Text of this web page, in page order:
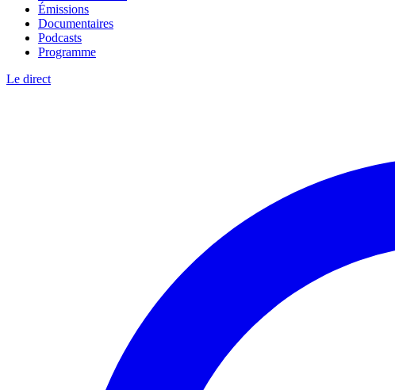
Émissions
Documentaires
Podcasts
Programme
Le direct